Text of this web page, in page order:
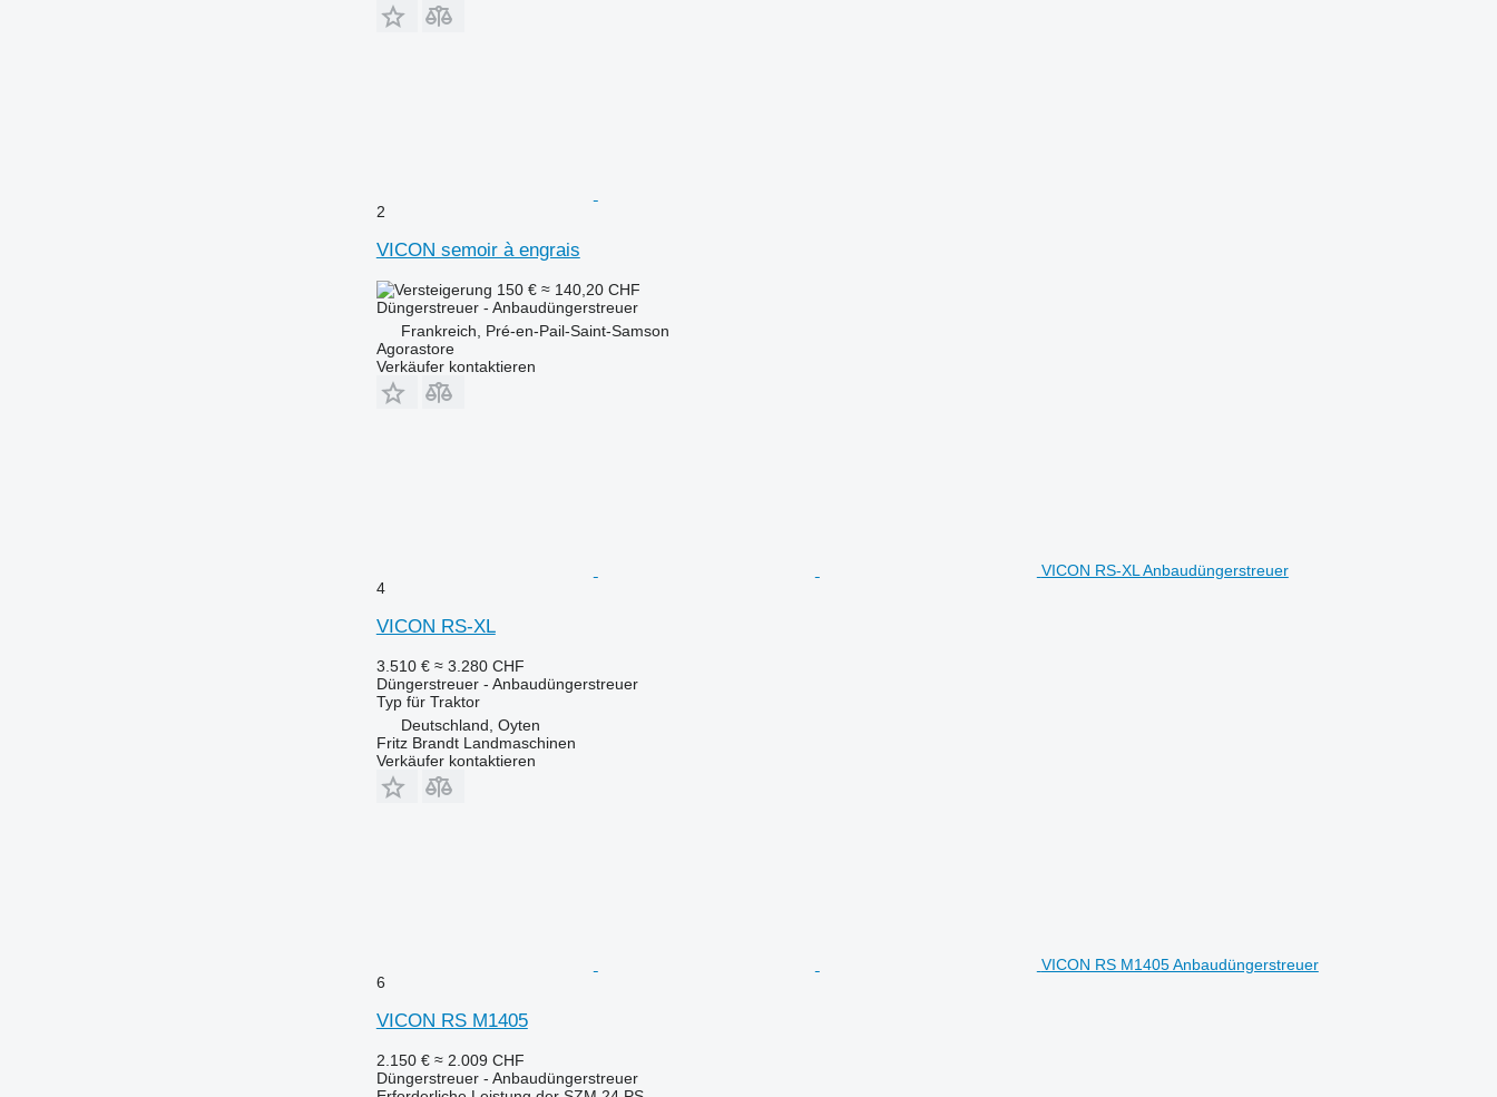
2
VICON semoir à engrais
150 € ≈ 140,20 CHF
Düngerstreuer - Anbaudüngerstreuer
Frankreich, Pré-en-Pail-Saint-Samson
Agorastore
Verkäufer kontaktieren
VICON RS-XL Anbaudüngerstreuer
4
VICON RS-XL
3.510 € ≈ 3.280 CHF
Düngerstreuer - Anbaudüngerstreuer
Typ für Traktor
Deutschland, Oyten
Fritz Brandt Landmaschinen
Verkäufer kontaktieren
VICON RS M1405 Anbaudüngerstreuer
6
VICON RS M1405
2.150 € ≈ 2.009 CHF
Düngerstreuer - Anbaudüngerstreuer